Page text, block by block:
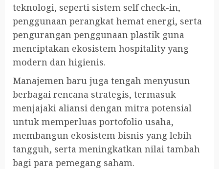
teknologi, seperti sistem self check-in,
penggunaan perangkat hemat energi, serta
pengurangan penggunaan plastik guna
menciptakan ekosistem hospitality yang
modern dan higienis.
Manajemen baru juga tengah menyusun
berbagai rencana strategis, termasuk
menjajaki aliansi dengan mitra potensial
untuk memperluas portofolio usaha,
membangun ekosistem bisnis yang lebih
tangguh, serta meningkatkan nilai tambah
bagi para pemegang saham.